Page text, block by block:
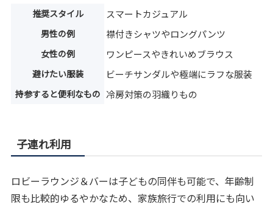
推奨スタイル スマートカジュアル
男性の例 襟付きシャツやロングパンツ
女性の例 ワンピースやきれいめブラウス
避けたい服装 ビーチサンダルや極端にラフな服装
持参すると便利なもの 冷房対策の羽織りもの
子連れ利用
ロビーラウンジ＆バーは子どもの同伴も可能で、年齢制
限も比較的ゆるやかなため、家族旅行での利用にも向い